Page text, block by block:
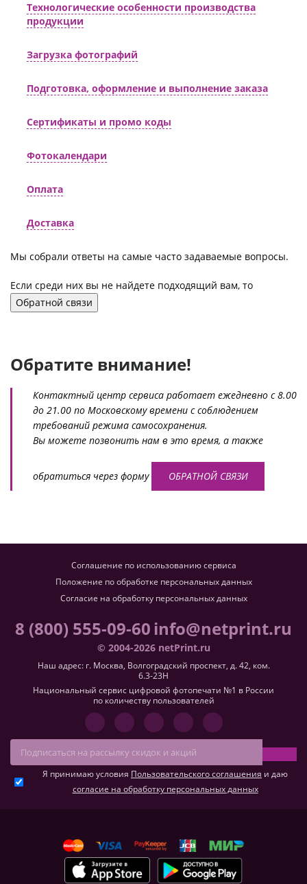
Технологические особенности производства
продукции
Загрузка фотографий
Подготовка, оформление и выполнение заказа
Сертификаты и промо коды
Фотокалендари
Оплата
Доставка
Мы собрали ответы на самые часто задаваемые вопросы.
Если среди них вы не найдете подходящий вам, то
Обратной связи
Обратите внимание!
Контактный центр сервиса работает ежедневно с 8.00
до 21.00 по Московскому времени с соблюдением
требований режима самосохранения.
Вы можете позвонить нам в это время, а также
обратиться через форму ОБРАТНОЙ СВЯЗИ
Соглашение по использованию сервиса
Положение по обработке персональных данных
Согласие на обработку персональных данных
8 (800) 555-09-60info@netprint.ru
© 2004-2026 netPrint.ru
Наш адрес: г. Москва, Волгоградский проспект, д. 42, ком.
6.3-23H
Национальный сервис цифровой фотопечати №1 в России
по количеству пользователей
Я принимаю условия Пользовательского соглашения и даю
согласие на обработку персональных данных